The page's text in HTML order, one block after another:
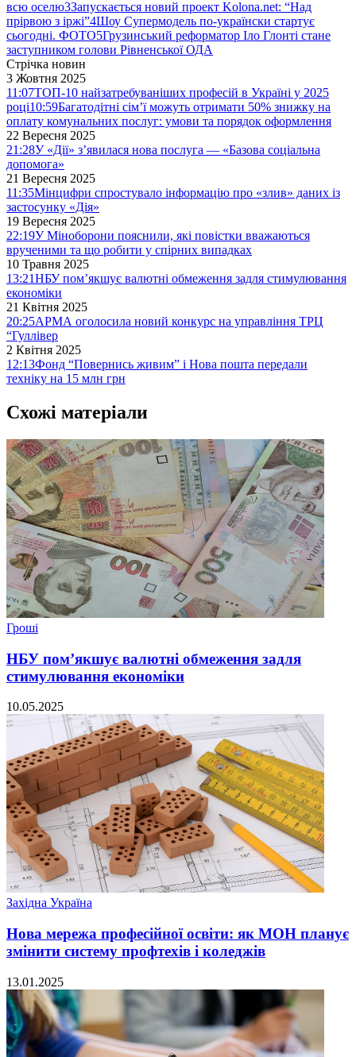
всю оселю3Запускається новий проект Kolona.net: “Над
прірвою з іржі”4Шоу Супермодель по-українски стартує
сьогодні. ФОТО5Грузинський реформатор Іло Глонті стане
заступником голови Рівненської ОДА
Стрічка новин
3 Жовтня 2025
11:07ТОП-10 найзатребуваніших професій в Україні у 2025
році10:59Багатодітні сім’ї можуть отримати 50% знижку на
оплату комунальних послуг: умови та порядок оформлення
22 Вересня 2025
21:28У «Дії» з’явилася нова послуга — «Базова соціальна
допомога»
21 Вересня 2025
11:35Мінцифри спростувало інформацію про «злив» даних із
застосунку «Дія»
19 Вересня 2025
22:19У Міноборони пояснили, які повістки вважаються
врученими та що робити у спірних випадках
10 Травня 2025
13:21НБУ пом’якшує валютні обмеження задля стимулювання
економіки
21 Квітня 2025
20:25АРМА оголосила новий конкурс на управління ТРЦ
“Гуллівер
2 Квітня 2025
12:13Фонд “Повернись живим” і Нова пошта передали
техніку на 15 млн грн
Схожі матеріали
Гроші
НБУ пом’якшує валютні обмеження задля
стимулювання економіки
10.05.2025
Західна Україна
Нова мережа професійної освіти: як МОН планує
змінити систему профтехів і коледжів
13.01.2025